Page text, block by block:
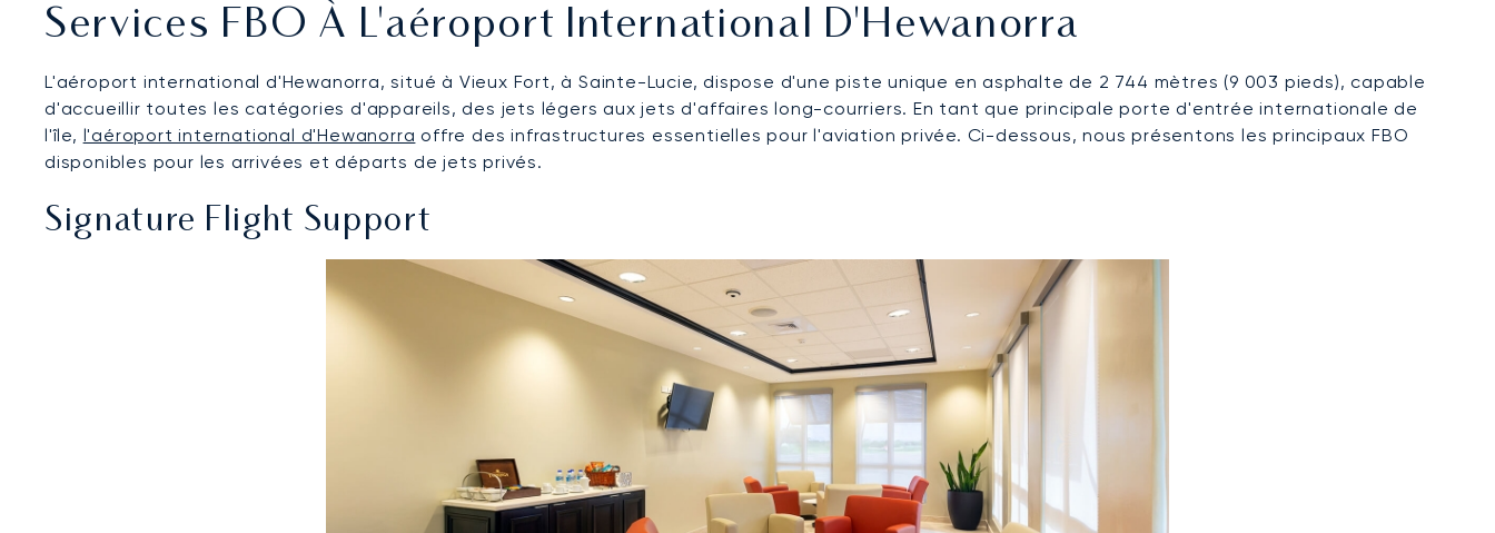
Services FBO À L'aéroport International D'Hewanorra
L'aéroport international d'Hewanorra, situé à Vieux Fort, à Sainte-Lucie, dispose d'une piste unique en asphalte de 2 744 mètres (9 003 pieds), capable
d'accueillir toutes les catégories d'appareils, des jets légers aux jets d'affaires long-courriers. En tant que principale porte d'entrée internationale de
l'île, l'aéroport international d'Hewanorra offre des infrastructures essentielles pour l'aviation privée. Ci-dessous, nous présentons les principaux FBO
disponibles pour les arrivées et départs de jets privés.
Signature Flight Support